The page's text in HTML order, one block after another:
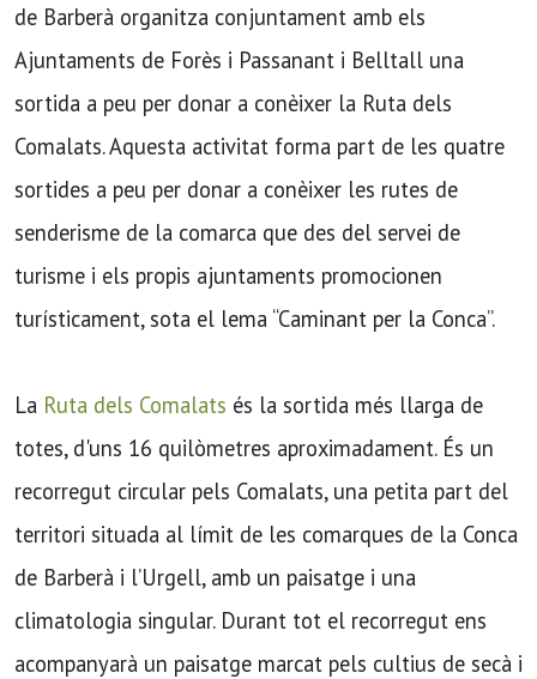
de Barberà organitza conjuntament amb els
Ajuntaments de Forès i Passanant i Belltall una
sortida a peu per donar a conèixer la Ruta dels
Comalats. Aquesta activitat forma part de les quatre
sortides a peu per donar a conèixer les rutes de
senderisme de la comarca que des del servei de
turisme i els propis ajuntaments promocionen
turísticament, sota el lema “Caminant per la Conca”.
La Ruta dels Comalats és la sortida més llarga de
totes, d'uns 16 quilòmetres aproximadament. És un
recorregut circular pels Comalats, una petita part del
territori situada al límit de les comarques de la Conca
de Barberà i l’Urgell, amb un paisatge i una
climatologia singular. Durant tot el recorregut ens
acompanyarà un paisatge marcat pels cultius de secà i